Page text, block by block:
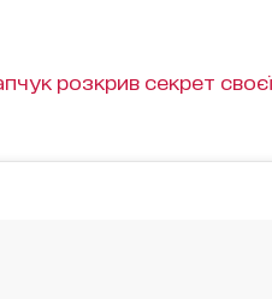
розкрив секрет